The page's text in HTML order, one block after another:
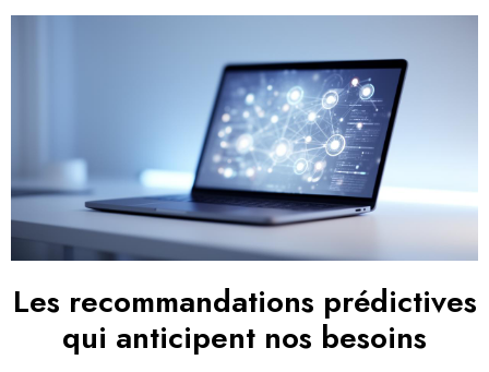
Les recommandations prédictives
qui anticipent nos besoins